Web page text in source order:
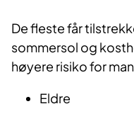
De fleste får
sommersol og
høyere risiko for
Eldre